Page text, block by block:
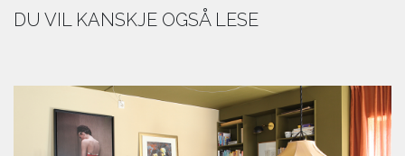
DU VIL KANSKJE OGSÅ LESE